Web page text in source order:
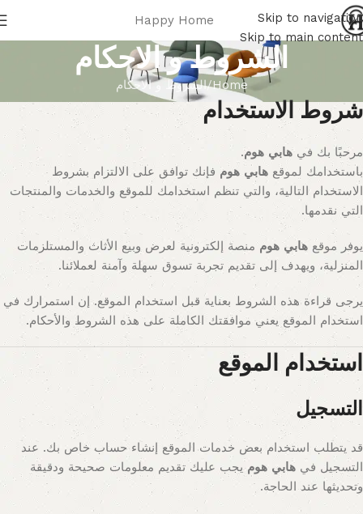
Skip to navigation
Skip to main content
Happy Home
الشروط و الاحكام
Home الشروط و الاحكام
شروط الاستخدام
مرحبًا بك في هابي هوم.
باستخدامك لموقع هابي هوم فإنك توافق على الالتزام بشروط
الاستخدام التالية، والتي تنظم استخدامك للموقع والخدمات والمنتجات
التي نقدمها.
يوفر موقع هابي هوممنصة إلكترونية لعرض وبيع الأثاث والمستلزمات
المنزلية، ويهدف إلى تقديم تجربة تسوق سهلة وآمنة لعملائنا.
يرجى قراءة هذه الشروط بعناية قبل استخدام الموقع. إن استمرارك في
استخدام الموقع يعني موافقتك الكاملة على هذه الشروط والأحكام.
استخدام الموقع
التسجيل
قد يتطلب استخدام بعض خدمات الموقع إنشاء حساب خاص بك. عند
التسجيل في هابي هوميجب عليك تقديم معلومات صحيحة ودقيقة
وتحديثها عند الحاجة.